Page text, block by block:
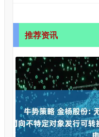
推荐资讯